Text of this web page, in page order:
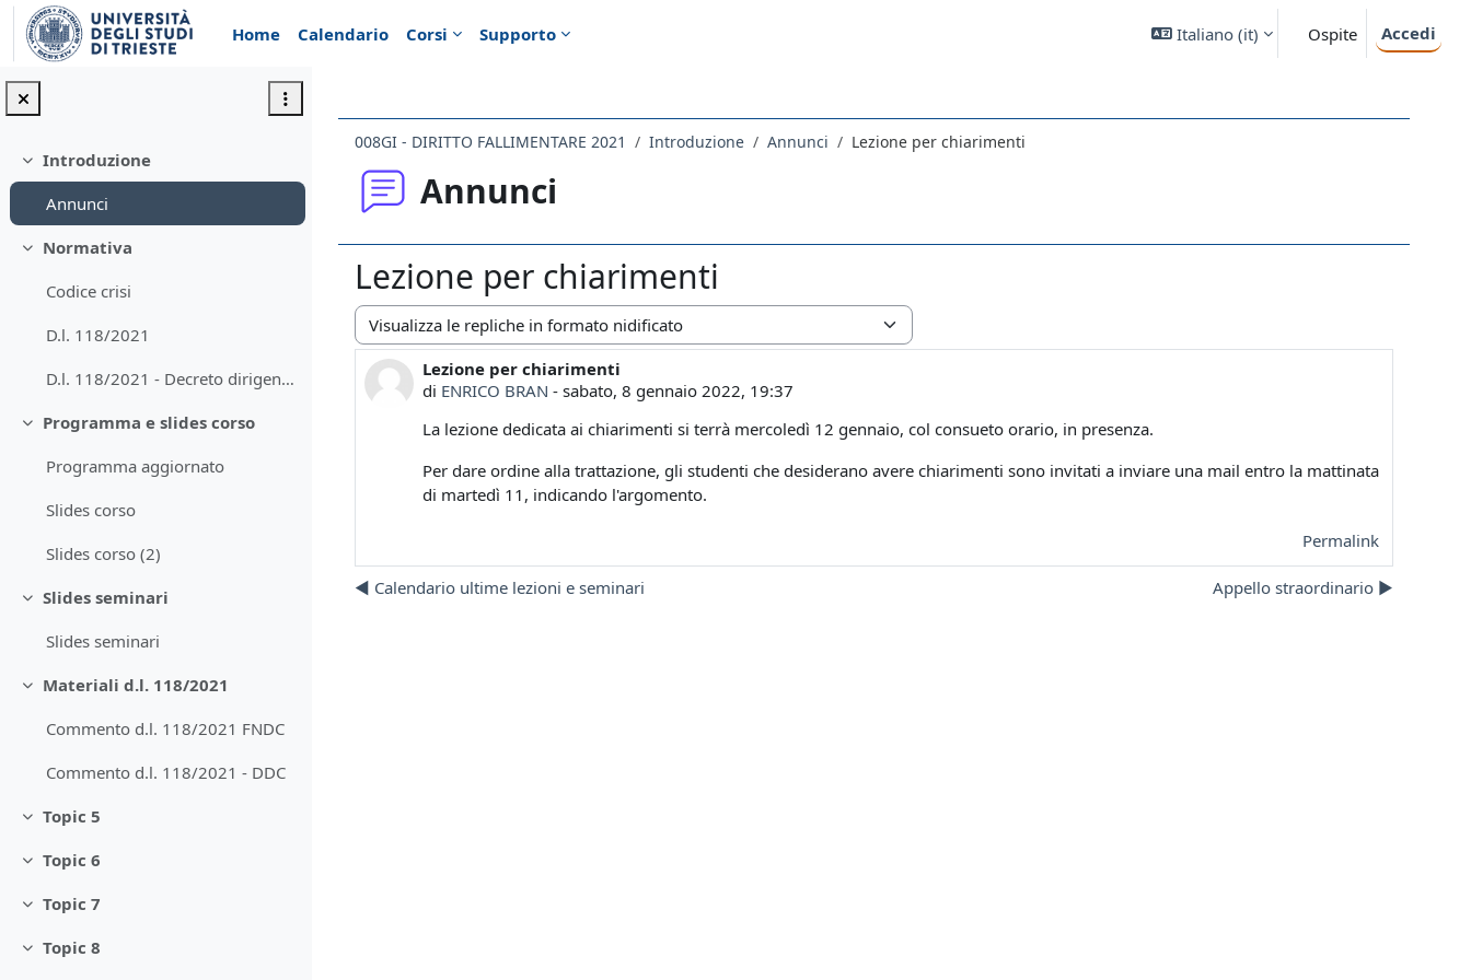
Vai al contenuto principale
Home
Calendario Corsi Supporto Italiano ‎(it)‎ Ospite Accedi
Minimizza
Introduzione
Annunci
Minimizza
Normativa
Codice crisi
D.l. 118/2021
D.l. 118/2021 - Decreto dirigenziale
Minimizza
Programma e slides corso
Programma aggiornato
Slides corso
Slides corso (2)
Minimizza
Slides seminari
Slides seminari
Minimizza
Materiali d.l. 118/2021
Commento d.l. 118/2021 FNDC
Commento d.l. 118/2021 - DDC
Minimizza
Topic 5
Minimizza
Topic 6
Minimizza
Topic 7
Minimizza
Topic 8
008GI - DIRITTO FALLIMENTARE 2021 Introduzione Annunci Lezione per chiarimenti
Annunci
Lezione per chiarimenti
Modalità visualizzazione
Lezione per chiarimenti
di ENRICO BRAN - sabato, 8 gennaio 2022, 19:37
Numero di risposte: 0
La lezione dedicata ai chiarimenti si terrà mercoledì 12 gennaio, col consueto orario, in presenza.
Per dare ordine alla trattazione, gli studenti che desiderano avere chiarimenti sono invitati a inviare una mail entro la mattinata
di martedì 11, indicando l'argomento.
Permalink
◀︎ Calendario ultime lezioni e seminari Appello straordinario ▶︎